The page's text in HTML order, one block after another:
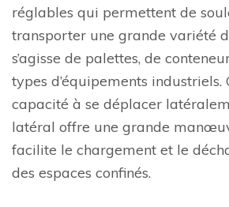
réglables qui permettent de
transporter une grande variété
s’agisse de palettes, de
types d’équipements industriels.
capacité à se déplacer
latéral offre une grande
facilite le chargement et le
des espaces confinés.